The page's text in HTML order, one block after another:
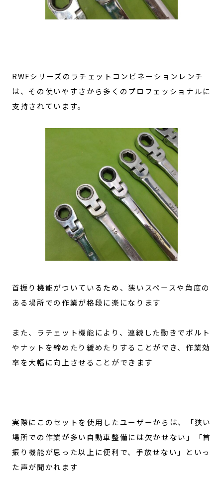
RWFシリーズのラチェットコンビネーションレンチ
は、その使いやすさから多くのプロフェッショナルに
支持されています。
首振り機能がついているため、狭いスペースや角度の
ある場所での作業が格段に楽になります
また、ラチェット機能により、連続した動きでボルト
やナットを締めたり緩めたりすることができ、作業効
率を大幅に向上させることができます
実際にこのセットを使用したユーザーからは、「狭い
場所での作業が多い自動車整備には欠かせない」「首
振り機能が思った以上に便利で、手放せない」といっ
た声が聞かれます